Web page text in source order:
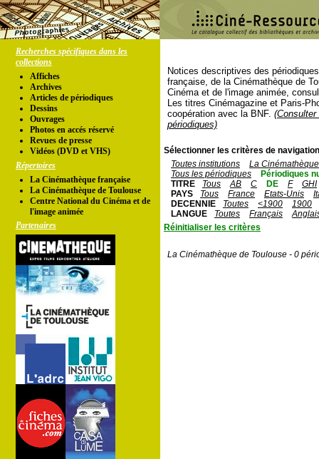
Recherches spécifiques dans les
collections
Affiches
Archives
Articles de périodiques
Dessins
Ouvrages
Photos en accés réservé
Revues de presse
Vidéos (DVD et VHS)
Répertoires
La Cinémathèque française
La Cinémathèque de Toulouse
Centre National du Cinéma et de
l'image animée
Partenaires
Notices descriptives des
française, de la Cinémathèque de
Cinéma et de l'image animée,
Les titres Cinémagazine et Paris-
coopération avec la BNF.
périodiques)
Sélectionner les critères de
Toutes institutions
La
Tous les périodiques
Périodiques
TITRE
Tous AB C DE F
GHI
PAYS
Tous France Etats-Unis
DECENNIE
Toutes <1900
1900
LANGUE
Toutes Français
Réinitialiser les critères
La Cinémathèque de Toulouse - 0